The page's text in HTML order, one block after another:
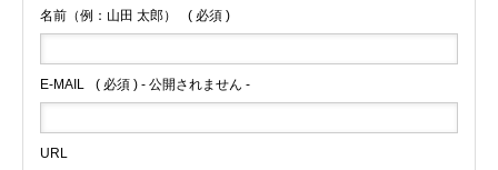
名前（例：山田 太郎） ( 必須 )
E-MAIL ( 必須 ) - 公開されません -
URL